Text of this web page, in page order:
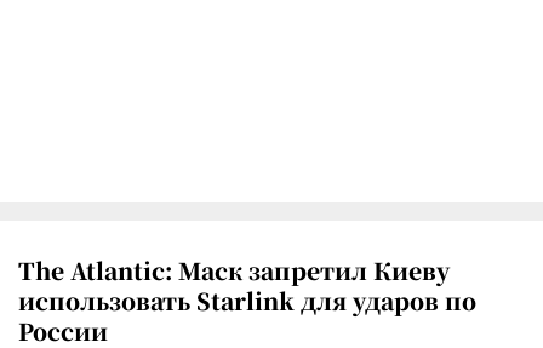
The Atlantic: Маск запретил Киеву
использовать Starlink для ударов по
России